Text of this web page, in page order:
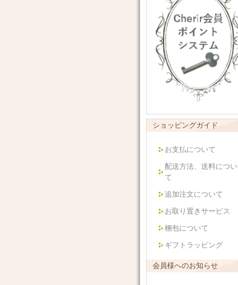
ショッピングガイド
お支払について
配送方法、送料につい
て
追加注文について
お取り置きサービス
梱包について
ギフトラッピング
会員様へのお知らせ